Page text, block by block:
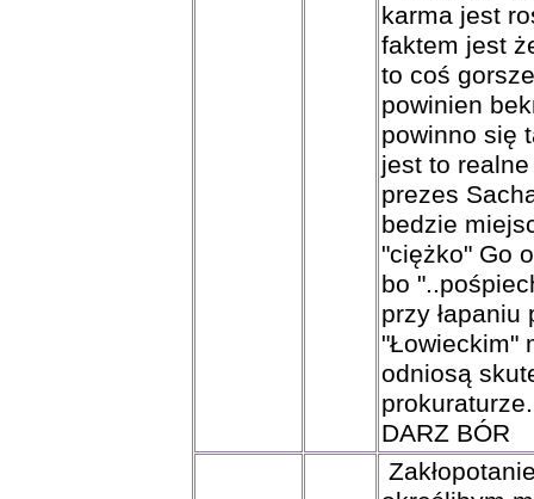
karma jest
faktem jest
to coś
powinien
powinno się
jest to
prezes
bedzie
"ciężko" Go
bo
przy łapaniu
"Łowieckim"
odniosą
DARZ BÓR